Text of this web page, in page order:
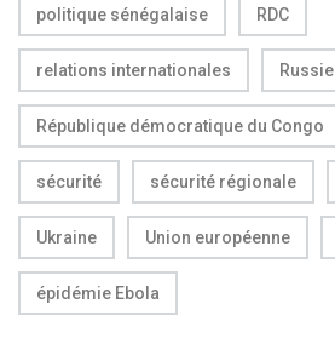
politique sénégalaise RDC
relations internationales Russie
République démocratique du Congo
sécurité sécurité régionale
Ukraine Union européenne
épidémie Ebola